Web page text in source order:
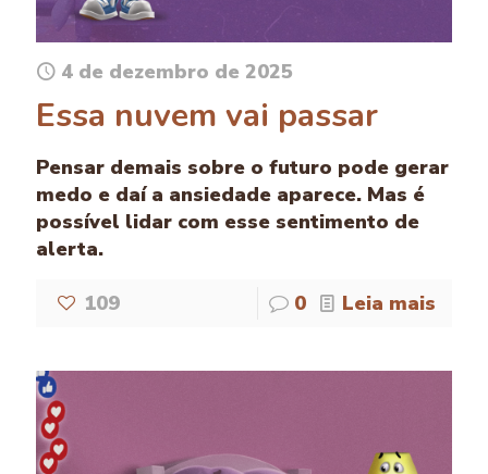
4 de dezembro de 2025
Essa nuvem vai passar
Pensar demais sobre o futuro pode gerar
medo e daí a ansiedade aparece. Mas é
possível lidar com esse sentimento de
alerta.
109 0 Leia mais